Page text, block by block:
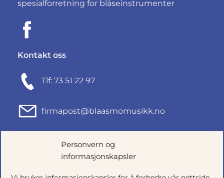
Personvern og
informasjonskapsler
spesialforretning for blåseinstrumenter
Kontakt oss
Tlf: 73 51 22 97
firmapost@blaasmomusikk.no
Fjordgata 46, 7010 TRONDHEIM